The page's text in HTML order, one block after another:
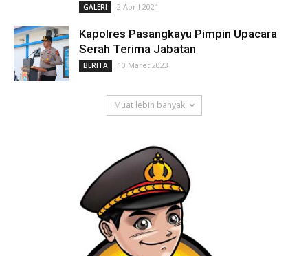
GALERI 2 April 2021
Kapolres Pasangkayu Pimpin Upacara
Serah Terima Jabatan
BERITA 10 Maret 2023
Muat lebih banyak